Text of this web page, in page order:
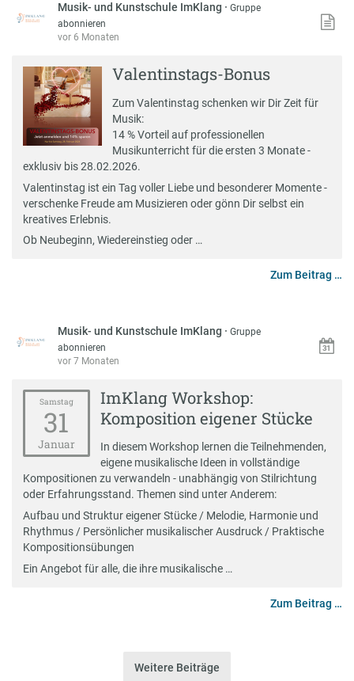
Musik- und Kunstschule ImKlang ·Gruppe
abonnieren
vor 6 Monaten
Valentinstags-Bonus
Zum Valentinstag schenken wir Dir Zeit für
Musik:
14 % Vorteil auf professionellen
Musikunterricht für die ersten 3 Monate -
exklusiv bis 28.02.2026.
Valentinstag ist ein Tag voller Liebe und besonderer Momente -
verschenke Freude am Musizieren oder gönn Dir selbst ein
kreatives Erlebnis.
Ob Neubeginn, Wiedereinstieg oder …
Zum Beitrag …
Musik- und Kunstschule ImKlang ·Gruppe
abonnieren
vor 7 Monaten
Samstag
31
Januar
ImKlang Workshop:
Komposition eigener Stücke
In diesem Workshop lernen die Teilnehmenden,
eigene musikalische Ideen in vollständige
Kompositionen zu verwandeln - unabhängig von Stilrichtung
oder Erfahrungsstand. Themen sind unter Anderem:
Aufbau und Struktur eigener Stücke / Melodie, Harmonie und
Rhythmus / Persönlicher musikalischer Ausdruck / Praktische
Kompositionsübungen
Ein Angebot für alle, die ihre musikalische …
Zum Beitrag …
Weitere Beiträge